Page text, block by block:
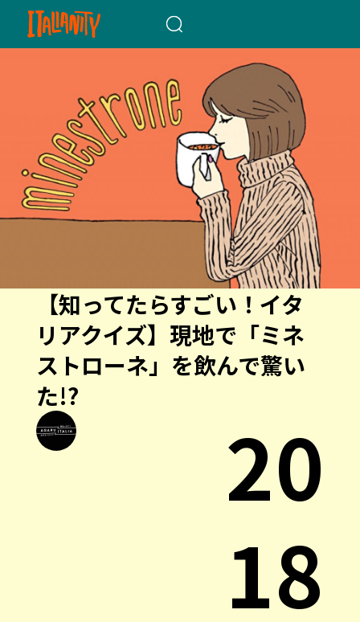
【知ってたらすごい！イタ
リアクイズ】現地で「ミネ
ストローネ」を飲んで驚い
た!?
20
18